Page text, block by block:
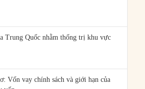
Trung Quốc nhằm thống trị khu vực
Vốn vay chính sách và giới hạn của